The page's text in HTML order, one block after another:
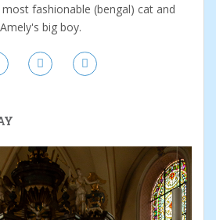
fashionable (bengal) cat and
Amely's big boy.